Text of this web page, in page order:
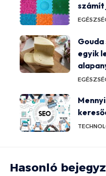
számít
egyik
Hasonló